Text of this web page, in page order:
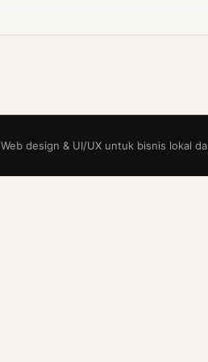
Web design & UI/UX untuk bisnis lokal